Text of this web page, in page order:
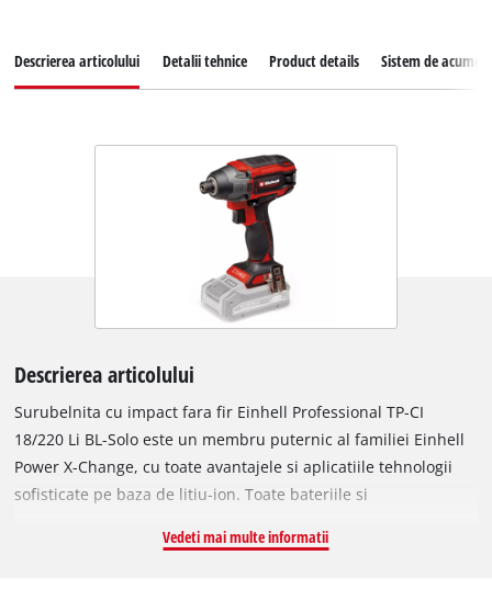
Descrierea articolului Detalii tehnice Product details Sistem de
Descrierea articolului
Surubelnita cu impact fara fir Einhell Professional TP-CI
18/220 Li BL-Solo este un membru puternic al familiei Einhell
Power X-Change, cu toate avantajele si aplicatiile tehnologii
sofisticate pe baza de litiu-ion. Toate bateriile si
model. Uneltele sunt alimentate de motorul Einhell
Vedeti mai multe informatii